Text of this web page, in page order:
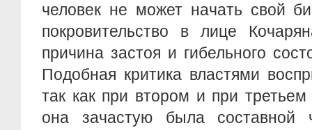
человек не может начать свой
покровительство в лице
причина застоя и гибельного
Подобная критика властями
так как при втором и при
она зачастую была составной